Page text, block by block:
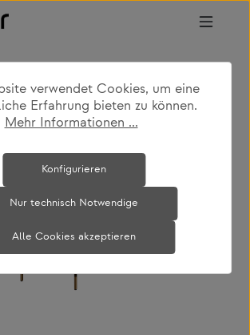
wohnen esstische
verwendet Cookies, um eine
Erfahrung bieten zu können.
Mehr Informationen ...
Nur technisch Notwendige
Konfigurieren
Alle Cookies akzeptieren